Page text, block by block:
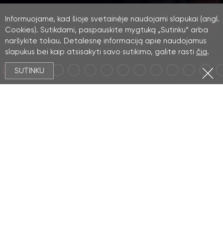
Informuojame, kad šioje svetainėje naudojami slapukai (angl.
Cookies). Sutikdami, paspauskite mygtuką „Sutinku“ arba
naršykite toliau. Detalesnę informaciją apie naudojamus
slapukus bei kaip atsisakyti savo sutikimo, galite rasti čia.
SUTINKU